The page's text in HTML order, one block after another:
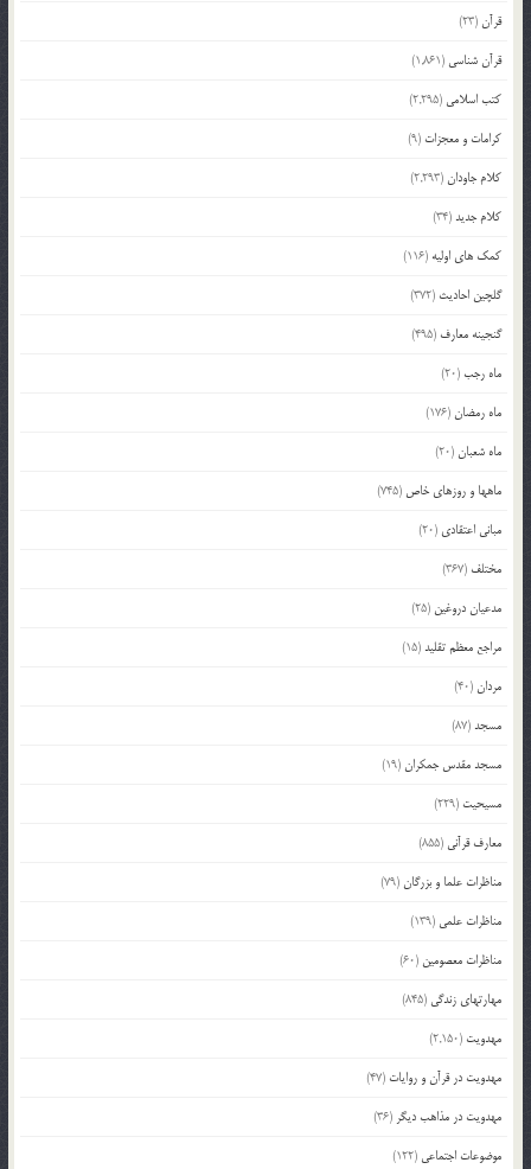
قرآن(23)
قرآن شناسی (1,861)
کتب اسلامی (2,295)
کرامات و معجزات (9)
کلام جاودان(2,293)
کلام جدید(34)
کمک های اولیه (116)
گلچین احادیث (372)
گنجینه معارف (495)
ماه رجب(20)
ماه رمضان(176)
ماه شعبان(20)
ماهها و روزهای خاص (745)
مبانی اعتقادی (20)
مختلف (367)
مدعیان دروغین (25)
مراجع معظم تقلید(15)
مردان(40)
مسجد(87)
مسجد مقدس جمکران(19)
مسیحیت (229)
معارف قرآنی (855)
مناظرات علما و بزرگان(79)
مناظرات علمی (139)
مناظرات معصومین (60)
مهارتهای زندگی (845)
مهدویت (2,150)
مهدویت در قرآن و روایات (47)
مهدویت در مذاهب دیگر (36)
موضوعات اجتماعی (122)